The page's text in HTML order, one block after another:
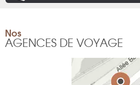
Nos
AGENCES DE VOYAGE